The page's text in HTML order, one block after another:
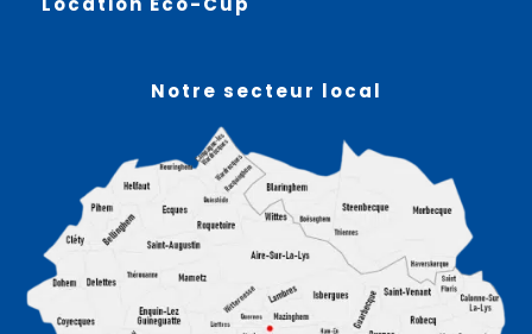
Notre secteur local